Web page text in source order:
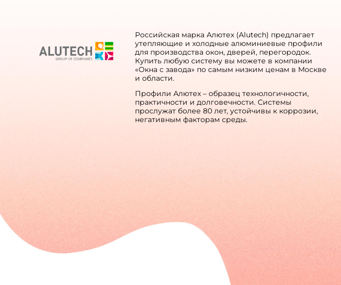
Российская марка Алютех (Alutech) предлагает
утепляющие и холодные алюминиевые профили
для производства окон, дверей, перегородок.
Купить любую систему вы можете в компании
«Окна с завода» по самым низким ценам в Москве
и области.
Профили Алютех – образец технологичности,
практичности и долговечности. Системы
прослужат более 80 лет, устойчивы к коррозии,
негативным факторам среды.